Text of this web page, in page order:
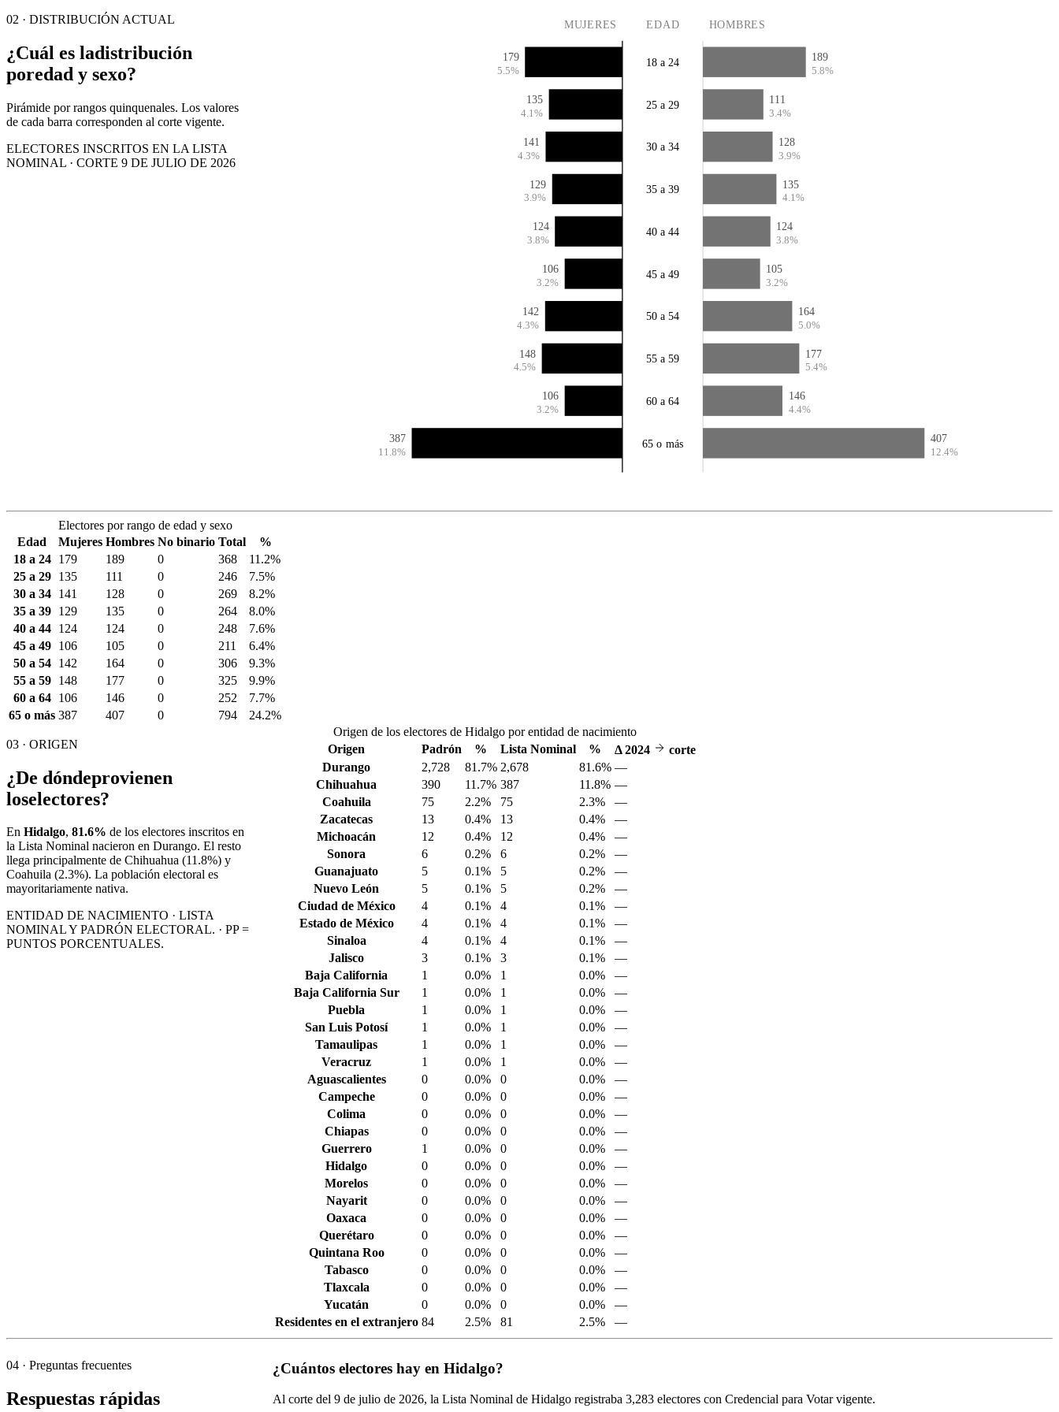
02 · DISTRIBUCIÓN ACTUAL
¿Cuál es ladistribución
poredad y sexo?
Pirámide por rangos quinquenales. Los valores
de cada barra corresponden al corte vigente.
ELECTORES INSCRITOS EN LA LISTA
NOMINAL · CORTE 9 DE JULIO DE 2026
MUJERES EDAD HOMBRES
179
5.5%
189
5.8%
18 a 24
135
4.1%
111
3.4%
25 a 29
141
4.3%
128
3.9%
30 a 34
129
3.9%
135
4.1%
35 a 39
124
3.8%
124
3.8%
40 a 44
106
3.2%
105
3.2%
45 a 49
142
4.3%
164
5.0%
50 a 54
148
4.5%
177
5.4%
55 a 59
106
3.2%
146
4.4%
60 a 64
387
11.8%
407
12.4%
65 o más
Electores por rango de edad y sexo
Edad
Mujeres Hombres No binario Total
%
18 a 24
179 189 0 368
11.2%
25 a 29
135 111 0 246
7.5%
30 a 34
141 128 0 269
8.2%
35 a 39
129 135 0 264
8.0%
40 a 44
124 124 0 248
7.6%
45 a 49
106 105 0 211
6.4%
50 a 54
142 164 0 306
9.3%
55 a 59
148 177 0 325
9.9%
60 a 64
106 146 0 252
7.7%
65 o más 387 407 0 794 24.2%
03 · ORIGEN
¿De dóndeprovienen
loselectores?
En Hidalgo, 81.6% de los electores inscritos en
la Lista Nominal nacieron en Durango. El resto
llega principalmente de Chihuahua (11.8%) y
Coahuila (2.3%). La población electoral es
mayoritariamente nativa.
ENTIDAD DE NACIMIENTO · LISTA
NOMINAL Y PADRÓN ELECTORAL. · PP =
PUNTOS PORCENTUALES.
Origen de los electores de Hidalgo por entidad de nacimiento
Origen
Padrón % Lista Nominal % Δ2024
corte
Durango
2,728 81.7% 2,678 81.6% —
Chihuahua
390 11.7% 387 11.8% —
Coahuila
75 2.2% 75 2.3%
—
Zacatecas
13 0.4% 13 0.4%
—
Michoacán
12 0.4% 12 0.4%
—
Sonora
6 0.2% 6 0.2%
—
Guanajuato
5 0.1% 5 0.2%
—
Nuevo León
5 0.1% 5 0.2%
—
Ciudad de México
4 0.1% 4 0.1%
—
Estado de México
4 0.1% 4 0.1%
—
Sinaloa
4 0.1% 4 0.1%
—
Jalisco
3 0.1% 3 0.1%
—
Baja California
1 0.0% 1 0.0%
—
Baja California Sur
1 0.0% 1 0.0%
—
Puebla
1 0.0% 1 0.0%
—
San Luis Potosí
1 0.0% 1 0.0%
—
Tamaulipas
1 0.0% 1 0.0%
—
Veracruz
1 0.0% 1 0.0%
—
Aguascalientes
0 0.0% 0 0.0%
—
Campeche
0 0.0% 0 0.0%
—
Colima
0 0.0% 0 0.0%
—
Chiapas
0 0.0% 0 0.0%
—
Guerrero
1 0.0% 0 0.0%
—
Hidalgo
0 0.0% 0 0.0%
—
Morelos
0 0.0% 0 0.0%
—
Nayarit
0 0.0% 0 0.0%
—
Oaxaca
0 0.0% 0 0.0%
—
Querétaro
0 0.0% 0 0.0%
—
Quintana Roo
0 0.0% 0 0.0%
—
Tabasco
0 0.0% 0 0.0%
—
Tlaxcala
0 0.0% 0 0.0%
—
Yucatán
0 0.0% 0 0.0%
—
Residentes en el extranjero 84 2.5% 81 2.5% —
04 · Preguntas frecuentes
Respuestas rápidas
¿Cuántos electores hay en Hidalgo?
Al corte del 9de julio de 2026, la Lista Nominal de Hidalgo registraba 3,283electores con Credencial para Votar vigente.